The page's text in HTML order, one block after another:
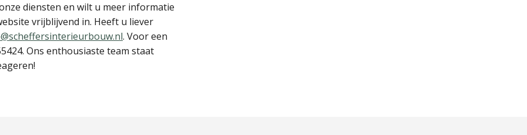
diensten en wilt u meer informatie
vrijblijvend in. Heeft u liever
. Voor een
Ons enthousiaste team staat